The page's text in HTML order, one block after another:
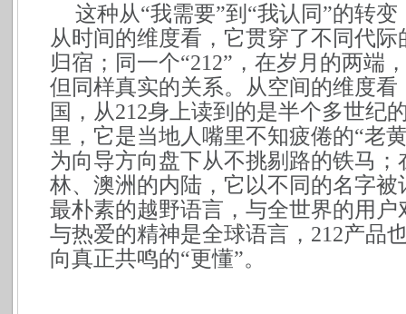
这种从“我需要”到“我认同”的转
从时间的维度看，它贯穿了不同代
归宿；同一个“212”，在岁月的两端
但同样真实的关系。从空间的维度
国，从212身上读到的是半个多世纪
里，它是当地人嘴里不知疲倦的“老
为向导方向盘下从不挑剔路的铁马
林、澳洲的内陆，它以不同的名字
最朴素的越野语言，与全世界的用
与热爱的精神是全球语言，212产品
向真正共鸣的“更懂”。